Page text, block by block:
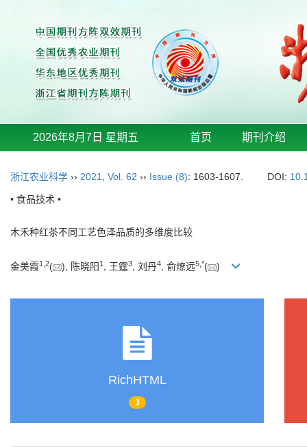
2026年8月7日 星期五 首页 期刊介绍
浙江农业科学 ›› 2021 Vol. 62 ›› Issue (8): 1603-1607. DOI:
• 食品技术 •
木禾种红茶不同工艺色泽品质的多维度比较
金美霞1 2( ), 陈晓阳 1 , 王霆3, 刘丹4, 俞燎远5 *( )
RichHTML
3